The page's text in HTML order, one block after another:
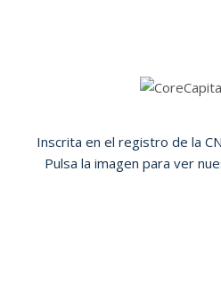
Inscrita en el registro de la
Pulsa la imagen para ver